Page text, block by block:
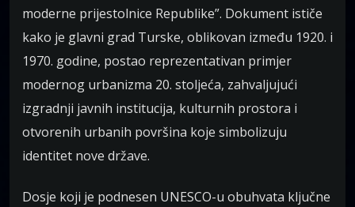
moderne prijestolnice Republike”. Dokument ističe
kako je glavni grad Turske, oblikovan između 1920. i
1970. godine, postao reprezentativan primjer
modernog urbanizma 20. stoljeća, zahvaljujući
izgradnji javnih institucija, kulturnih prostora i
otvorenih urbanih površina koje simbolizuju
identitet nove države.
Dosje koji je podnesen UNESCO-u obuhvata ključne